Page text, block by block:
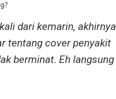
dari kemarin, akhirnya
tentang cover penyakit
berminat. Eh langsung